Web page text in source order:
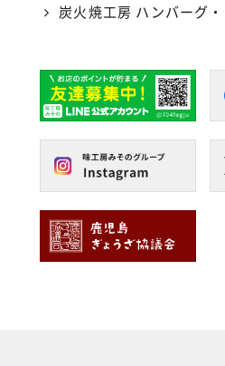
炭火焼工房 ハンバーグ